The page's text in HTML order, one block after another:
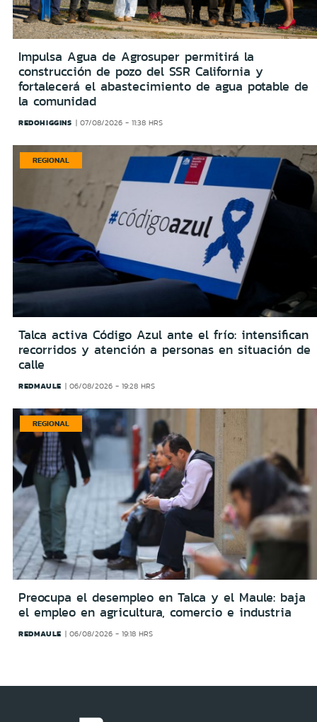
Impulsa Agua de Agrosuper permitirá la
construcción de pozo del SSR California y
fortalecerá el abastecimiento de agua potable de
la comunidad
REDOHIGGINS 07/08/2026 - 11:38 HRS
REGIONAL
Talca activa Código Azul ante el frío: intensifican
recorridos y atención a personas en situación de
calle
REDMAULE 06/08/2026 - 19:28 HRS
REGIONAL
Preocupa el desempleo en Talca y el Maule: baja
el empleo en agricultura, comercio e industria
REDMAULE 06/08/2026 - 19:18 HRS